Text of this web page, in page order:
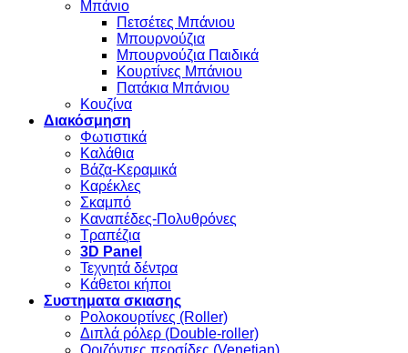
Μπάνιο
Πετσέτες Μπάνιου
Μπουρνούζια
Μπουρνούζια Παιδικά
Κουρτίνες Μπάνιου
Πατάκια Μπάνιου
Κουζίνα
Διακόσμηση
Φωτιστικά
Καλάθια
Βάζα-Κεραμικά
Καρέκλες
Σκαμπό
Καναπέδες-Πολυθρόνες
Τραπέζια
3D Panel
Τεχνητά δέντρα
Κάθετοι κήποι
Συστηματα σκιασης
Ρολοκουρτίνες (Roller)
Διπλά ρόλερ (Double-roller)
Οριζόντιες περσίδες (Venetian)